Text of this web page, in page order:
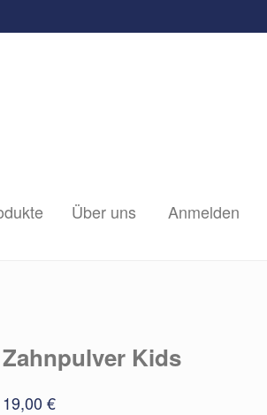
Über uns Anmelden
Zahnpulver Kids
19,00 €